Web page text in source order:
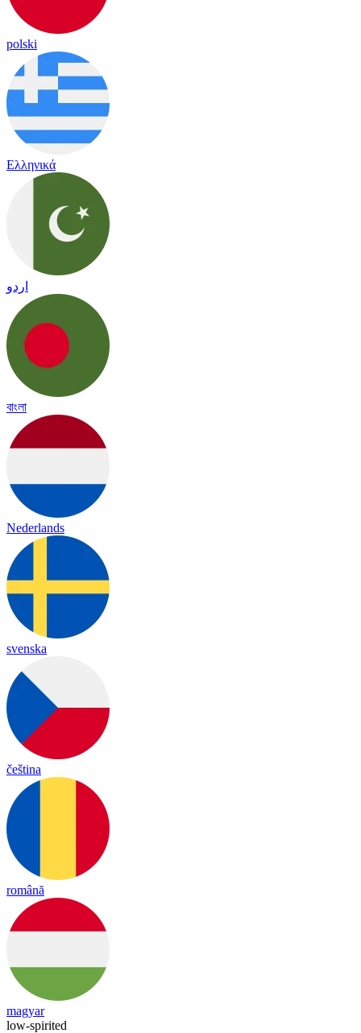
polski
Ελληνικά
اردو
বাংলা
Nederlands
svenska
čeština
română
magyar
low-spirited